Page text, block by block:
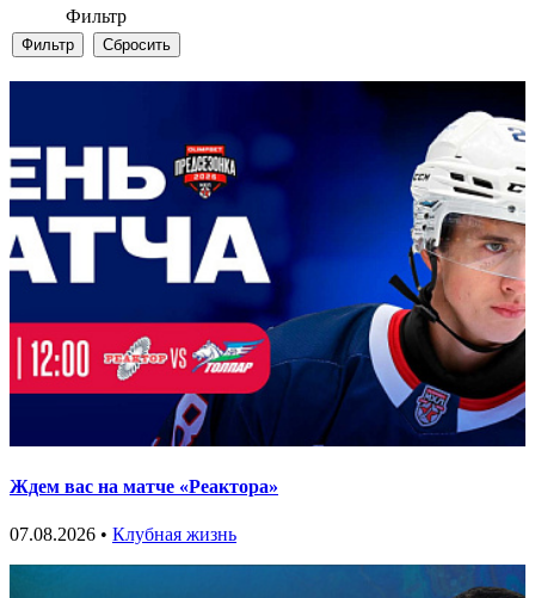
Фильтр
Ждем вас на матче «Реактора»
07.08.2026 • Клубная жизнь